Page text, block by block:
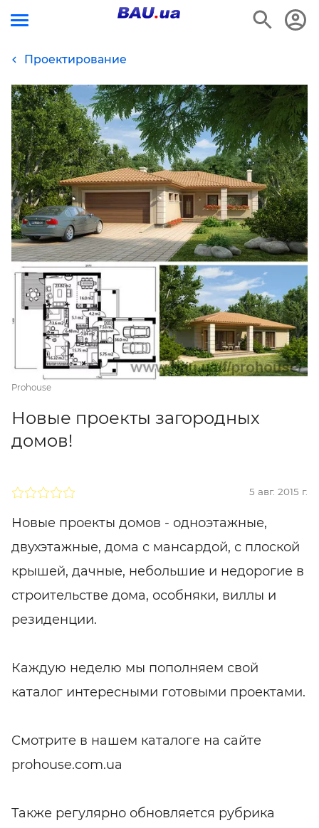
Проектирование
Prohouse
Новые проекты загородных
домов!
5 авг. 2015 г.
Новые проекты домов - одноэтажные,
двухэтажные, дома с мансардой, с плоской
крышей, дачные, небольшие и недорогие в
строительстве дома, особняки, виллы и
резиденции.
Каждую неделю мы пополняем свой
каталог интересными готовыми проектами.
Смотрите в нашем каталоге на сайте
prohouse.com.ua
Также регулярно обновляется рубрика